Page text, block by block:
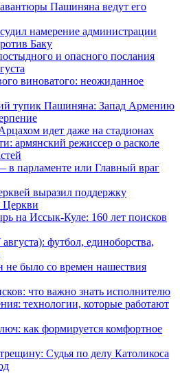
Пашиняна ведут его
намерение администрации
Баку
и опасного послания
виноватого: неожиданное
тупик Пашиняна: Запад Армению
идет даже на стадионах
армянский режиссер о расколе
парламенте или Главный враг
выразил поддержку
Церкви
на Иссык-Куле: 160 лет поисков
футбол, единоборства,
не было со времен нашествия
что важно знать исполнителю
технологии, которые работают
как формируется комфортное
Судья по делу Католикоса